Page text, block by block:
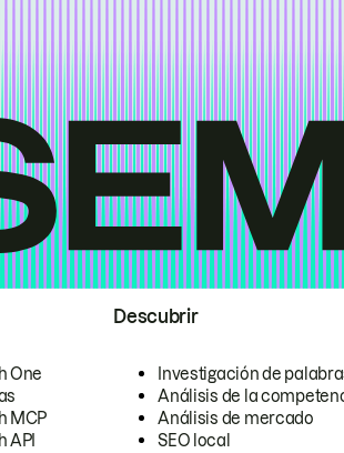
One
MCP
API
Descubrir
Investigación de
Análisis de la
Análisis de mercado
SEO local